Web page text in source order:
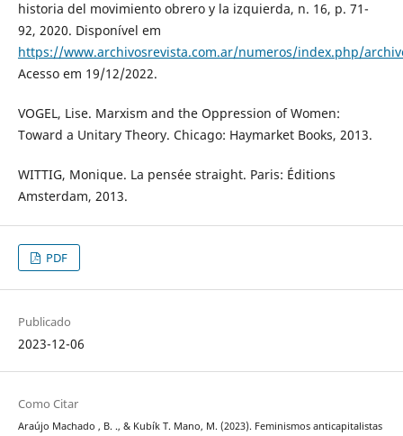
historia del movimiento obrero y la izquierda, n. 16, p. 71-
92, 2020. Disponível em
https://www.archivosrevista.com.ar/numeros/index.php/
Acesso em 19/12/2022.
VOGEL, Lise. Marxism and the Oppression of Women:
Toward a Unitary Theory. Chicago: Haymarket Books, 2013.
WITTIG, Monique. La pensée straight. Paris: Éditions
Amsterdam, 2013.
PDF
Publicado
2023-12-06
Como Citar
Araújo Machado , B. ., & Kubík T. Mano, M. (2023). Feminismos anticapitalistas